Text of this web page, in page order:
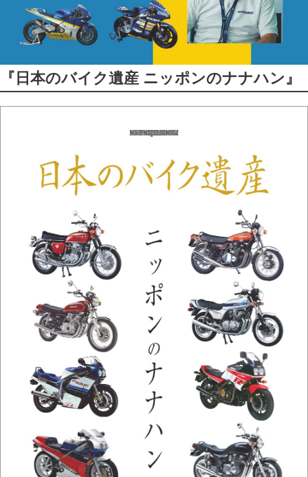
『日本のバイク遺産 ニッポンのナナハン』